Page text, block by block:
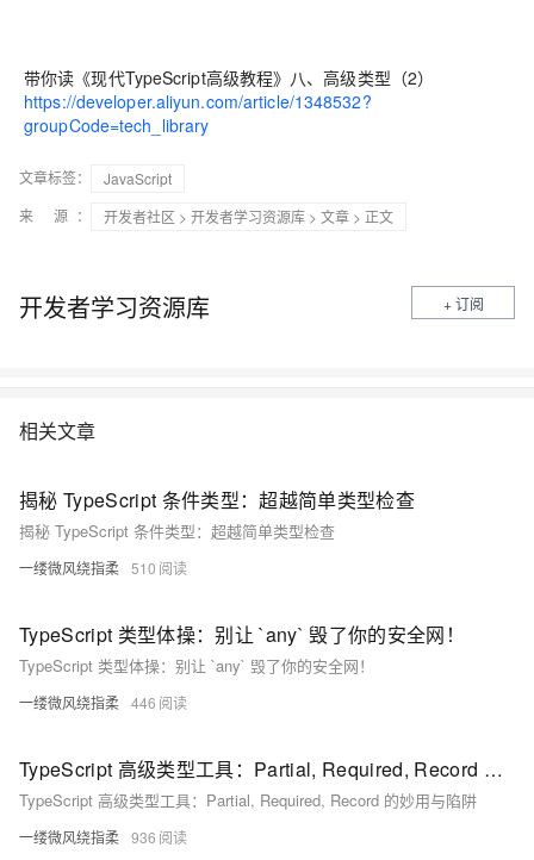
带你读《现代TypeScript高级教程》八、高级类型（2）
https://developer.aliyun.com/article/1348532?
groupCode=tech_library
文章标签：
JavaScript
来 源：
开发者社区 > 开发者学习资源库 > 文章 > 正文
开发者学习资源库 + 订阅
相关文章
揭秘 TypeScript 条件类型：超越简单类型检查
揭秘 TypeScript 条件类型：超越简单类型检查
一缕微风绕指柔 510
TypeScript 类型体操：别让 `any` 毁了你的安全网！
TypeScript 类型体操：别让 `any` 毁了你的安全网！
一缕微风绕指柔 446
TypeScript 高级类型工具：Partial, Required, Record 的妙用与陷阱
TypeScript 高级类型工具：Partial, Required, Record 的妙用与陷阱
一缕微风绕指柔 936